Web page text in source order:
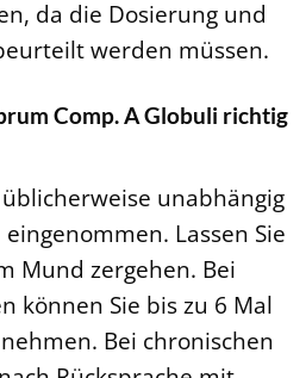
da die Dosierung und
werden müssen.
Comp. A Globuli richtig
unabhängig
Lassen Sie
Mund zergehen. Bei
können Sie bis zu 6 Mal
Bei chronischen